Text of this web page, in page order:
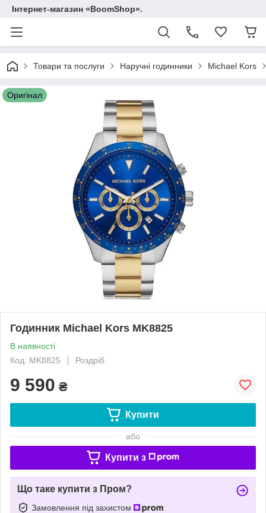
Інтернет-магазин «BoomShop».
Товари та послуги Наручні годинники Michael Kors
Оригінал
Годинник Michael Kors MK8825
В наявності
Код: MK8825
Роздріб
9 590 ₴
Купити
або
Купити з
Що таке купити з Пром?
Замовлення під захистом